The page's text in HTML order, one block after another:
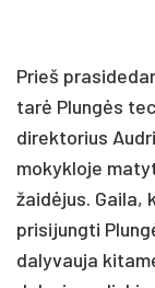
Prieš
tarė Plungės
direktorius
mokykloje
žaidėjus. Gaila,
prisijungti
dalyvauja